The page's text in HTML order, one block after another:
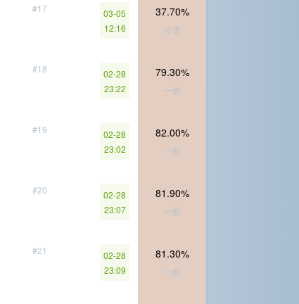
#17
03-05
12:16
37.70%
珍贵
#18
02-28
23:22
79.30%
一般
#19
02-28
23:02
82.00%
一般
#20
02-28
23:07
81.90%
一般
#21
02-28
23:09
81.30%
一般